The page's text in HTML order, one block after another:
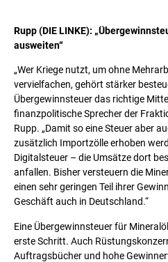
Rupp(DIE LINKE): „
ausweiten“
„Wer Kriege nutzt, um ohne
vervielfachen, gehört stärker
Übergewinnsteuer das richtige
finanzpolitische Sprecher der
Rupp. „Damit so eine Steuer aber
zusätzlich Importzölle erhoben
Digitalsteuer – die Umsätze dort
anfallen. Bisher versteuern die
einen sehr geringen Teil ihrer
Geschäft auch in Deutschland.“
Eine Übergewinnsteuer für
erste Schritt. Auch
Auftragsbücher und hohe